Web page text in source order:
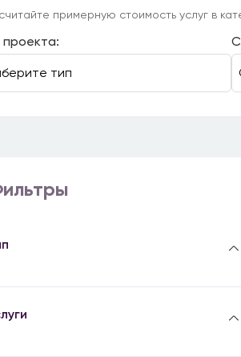
примерную стоимость услуг в
проекта: